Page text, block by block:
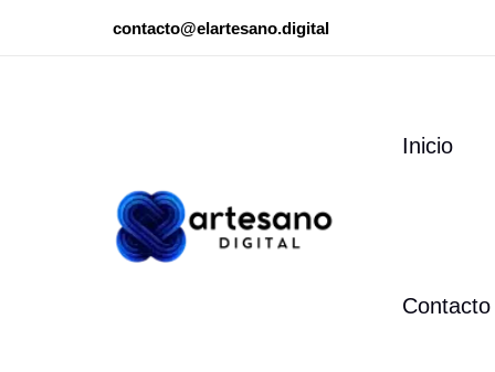
contacto@elartesano.digital
Inicio
Contacto